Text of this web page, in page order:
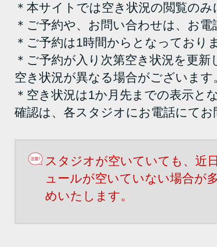
＊本サイトでは空き状況の閲覧の
＊ご予約や、お問い合わせは、お
＊ご予約は1時間からとなっており
＊ご予約が入り次第空き状況を更
空き状況が異なる場合がございます
＊空き状況は1か月先までの表示と
確認は、各スタジオにお電話にて
スタジオが空いていても、近
ュールが空いていない場合が
めいたします。